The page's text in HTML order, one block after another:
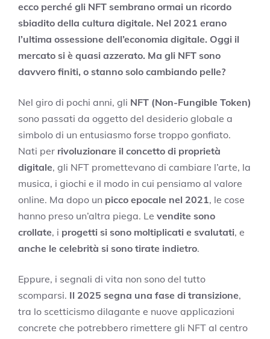
ecco perché gli NFT sembrano ormai un ricordo
sbiadito della cultura digitale. Nel 2021 erano
l’ultima ossessione dell’economia digitale. Oggi il
mercato si è quasi azzerato. Ma gli NFT sono
davvero finiti, o stanno solo cambiando pelle?
Nel giro di pochi anni, gli NFT (Non-Fungible Token)
sono passati da oggetto del desiderio globale a
simbolo di un entusiasmo forse troppo gonfiato.
Nati per rivoluzionare il concetto di proprietà
digitale, gli NFT promettevano di cambiare l’arte, la
musica, i giochi e il modo in cui pensiamo al valore
online. Ma dopo un picco epocale nel 2021, le cose
hanno preso un’altra piega. Le vendite sono
crollate, i progetti si sono moltiplicati e svalutati, e
anche le celebrità si sono tirate indietro.
Eppure, i segnali di vita non sono del tutto
scomparsi. Il 2025 segna una fase di transizione,
tra lo scetticismo dilagante e nuove applicazioni
concrete che potrebbero rimettere gli NFT al centro